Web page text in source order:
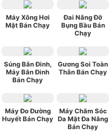
Máy Xông Hơi
Mặt Bán Chạy
Đai Nâng Đỡ
Bụng Bầu Bán
Chạy
Súng Bắn Đinh,
Máy Bắn Đinh
Bán Chạy
Gương Soi Toàn
Thân Bán Chạy
Máy Đo Đường
Huyết Bán Chạy
Máy Chăm Sóc
Da Mặt Đa Năng
Bán Chạy